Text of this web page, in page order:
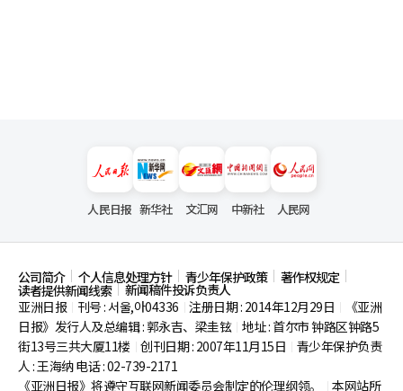
人民日报 新华社 文汇网 中新社 人民网
公司简介 个人信息处理方针 青少年保护政策 著作权规定
读者提供新闻线索
新闻稿件投诉负责人
亚洲日报
刊号 : 서울,아04336 注册日期 : 2014年12月29日
《亚洲
日报》发行人及总编辑 : 郭永吉、梁圭铉 地址 : 首尔市钟路区钟路5
街13号三共大厦11楼 创刊日期 : 2007年11月15日
青少年保护负责
人 : 王海纳 电话 : 02-739-2171
《亚洲日报》将遵守互联网新闻委员会制定的伦理纲领。
本网站所